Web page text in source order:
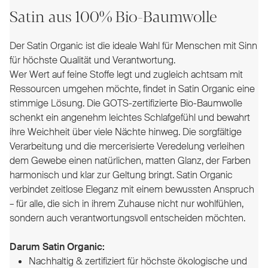
Satin aus 100% Bio-Baumwolle
Der Satin Organic ist die ideale Wahl für Menschen mit Sinn
für höchste Qualität und Verantwortung.
Wer Wert auf feine Stoffe legt und zugleich achtsam mit
Ressourcen umgehen möchte, findet in Satin Organic eine
stimmige Lösung. Die GOTS-zertifizierte Bio-Baumwolle
schenkt ein angenehm leichtes Schlafgefühl und bewahrt
ihre Weichheit über viele Nächte hinweg. Die sorgfältige
Verarbeitung und die mercerisierte Veredelung verleihen
dem Gewebe einen natürlichen, matten Glanz, der Farben
harmonisch und klar zur Geltung bringt. Satin Organic
verbindet zeitlose Eleganz mit einem bewussten Anspruch
– für alle, die sich in ihrem Zuhause nicht nur wohlfühlen,
sondern auch verantwortungsvoll entscheiden möchten.
Darum Satin Organic:
Nachhaltig & zertifiziert für höchste ökologische und